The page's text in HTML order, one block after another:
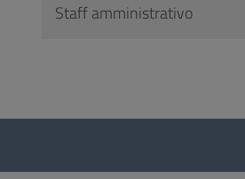
Staff amministrativo
Questionario